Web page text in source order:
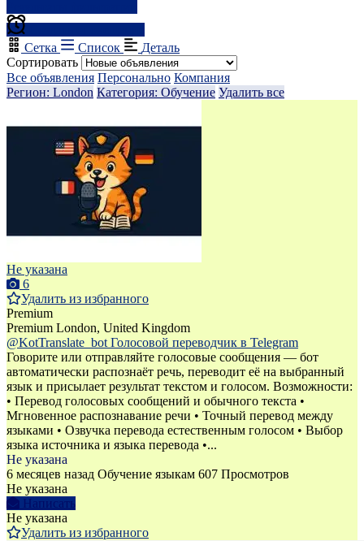
Сетка
Список
Деталь
Сортировать
Все объявления Персонально Компания
Регион: London Категория: Обучение Удалить все
Не указана
6
Удалить из избранного
Premium
Premium London, United Kingdom
@KotTranslate_bot Голосовой переводчик в Telegram
Говорите или отправляйте голосовые сообщения — бот
автоматически распознаёт речь, переводит её на выбранный
язык и присылает результат текстом и голосом. Возможности:
• Перевод голосовых сообщений и обычного текста •
Мгновенное распознавание речи • Точный перевод между
языками • Озвучка перевода естественным голосом • Выбор
языка источника и языка перевода •...
Не указана
6 месяцев назад Обучение языкам 607 Просмотров
Не указана
Написать
Не указана
Удалить из избранного